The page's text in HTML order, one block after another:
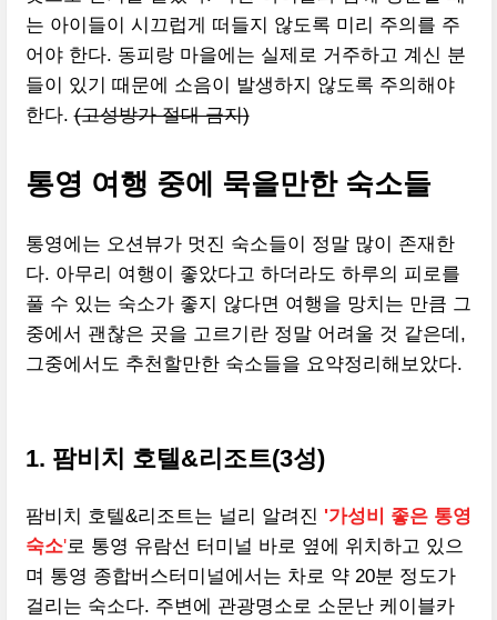
는 아이들이 시끄럽게 떠들지 않도록 미리 주의를 주
어야 한다. 동피랑 마을에는 실제로 거주하고 계신 분
들이 있기 때문에 소음이 발생하지 않도록 주의해야
한다.(고성방가 절대 금지)
통영 여행 중에 묵을만한 숙소들
통영에는 오션뷰가 멋진 숙소들이 정말 많이 존재한
다. 아무리 여행이 좋았다고 하더라도 하루의 피로를
풀 수 있는 숙소가 좋지 않다면 여행을 망치는 만큼 그
중에서 괜찮은 곳을 고르기란 정말 어려울 것 같은데,
그중에서도 추천할만한 숙소들을 요약정리해보았다.
1. 팜비치 호텔&리조트(3성)
팜비치 호텔&리조트는 널리 알려진 '가성비 좋은 통영
숙소'로 통영 유람선 터미널 바로 옆에 위치하고 있으
며 통영 종합버스터미널에서는 차로 약 20분 정도가
걸리는 숙소다. 주변에 관광명소로 소문난 케이블카